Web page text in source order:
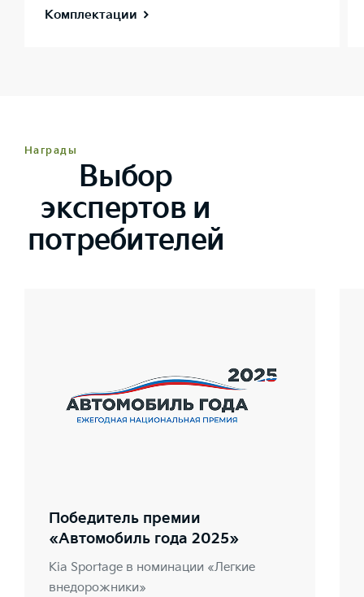
Комплектации
Награды
Выбор
экспертов и
потребителей
Победитель премии
«Автомобиль года 2025»
Kia Sportage в номинации «Легкие
внедорожники»